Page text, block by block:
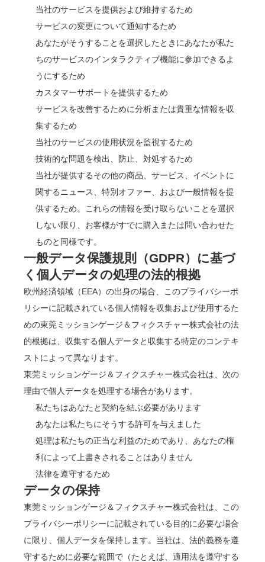
当社のサービスを提供および維持するため
サービスの変更について通知するため
あなたがそうすることを選択したときにあなたが私た
ちのサービスのインタラクティブ機能に参加できるよ
うにするため
カスタマーサポートを提供するため
サービスを改善するために分析または貴重な情報を収
集するため
当社のサービスの使用状況を監視するため
技術的な問題を検出、防止、対処するため
当社が提供するその他の商品、サービス、イベントに
関するニュース、特別オファー、および一般情報を提
供するため。これらの情報を受け取らないことを選択
しない限り、お客様がすでに購入または問い合わせた
ものと同様です。
一般データ保護規則（GDPR）に基づ
く個人データの処理の法的根拠
欧州経済領域（EEA）の出身の場合、このプライバシーポ
リシーに記載されている個人情報を収集および使用するた
めの東莞ミッションゲージ＆フィクスチャー株式会社の法
的根拠は、収集する個人データと収集する特定のコンテキ
ストによって異なります。
東莞ミッションゲージ＆フィクスチャー株式会社は、次の
理由で個人データを処理する場合があります。
私たちはあなたと契約を結ぶ必要があります
あなたは私たちにそうする許可を与えました
処理は私たちの正当な利益のためであり、あなたの権
利によって上書きされることはありません
法律を遵守するため
データの保持
東莞ミッションゲージ＆フィクスチャー株式会社は、この
プライバシーポリシーに記載されている目的に必要な場合
に限り、個人データを保持します。当社は、法的義務を遵
守するために必要な範囲で（たとえば、適用法を遵守する